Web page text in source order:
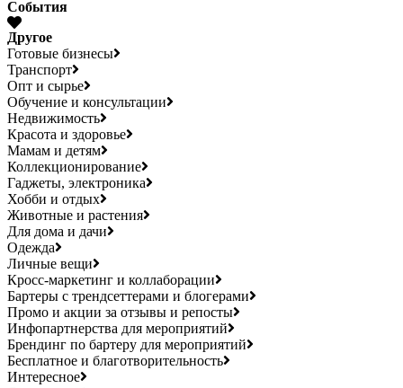
События
Другое
Готовые бизнесы
Транспорт
Опт и сырье
Обучение и консультации
Недвижимость
Красота и здоровье
Мамам и детям
Коллекционирование
Гаджеты, электроника
Хобби и отдых
Животные и растения
Для дома и дачи
Одежда
Личные вещи
Кросс-маркетинг и коллаборации
Бартеры с трендсеттерами и блогерами
Промо и акции за отзывы и репосты
Инфопартнерства для мероприятий
Брендинг по бартеру для мероприятий
Бесплатное и благотворительность
Интересное